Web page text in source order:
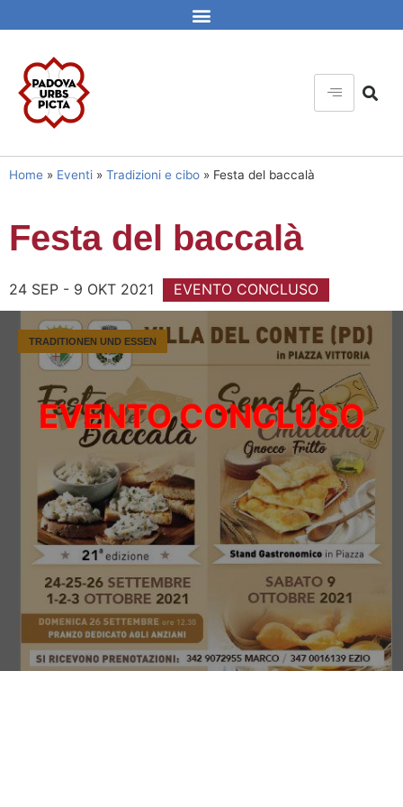
Home » Eventi » Tradizioni e cibo » Festa del baccalà
Festa del baccalà
24 SEP - 9 OKT 2021 EVENTO CONCLUSO
TRADITIONEN UND ESSEN